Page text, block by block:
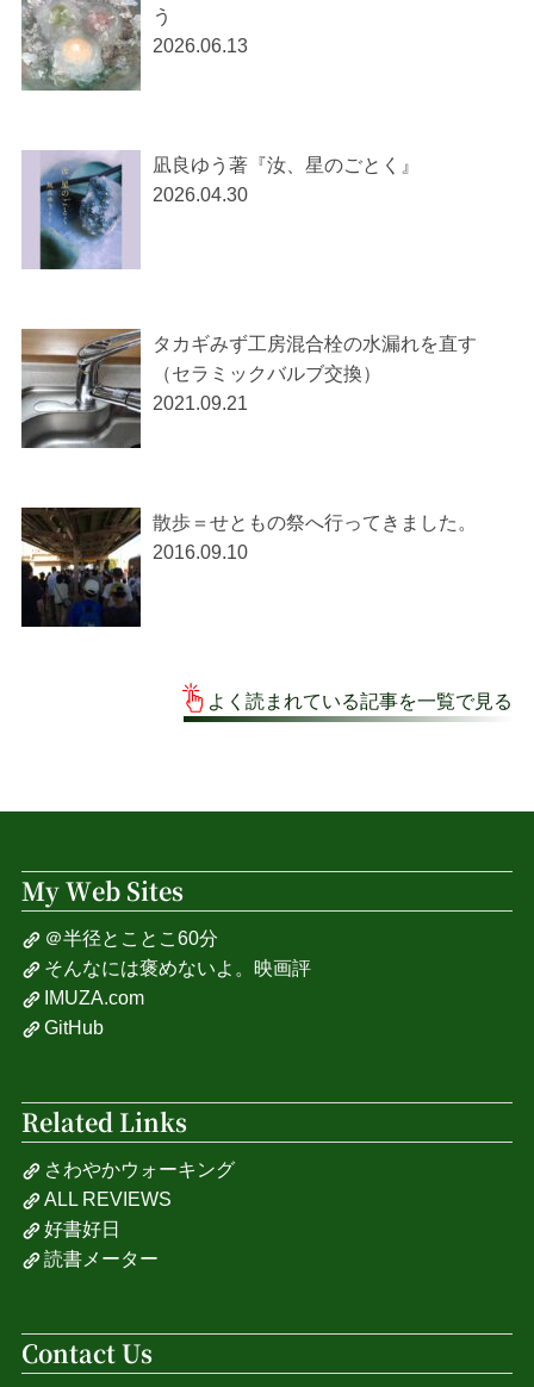
う
2026.06.13
凪良ゆう著『汝、星のごとく』
2026.04.30
タカギみず工房混合栓の水漏れを直す
（セラミックバルブ交換）
2021.09.21
散歩＝せともの祭へ行ってきました。
2016.09.10
よく読まれている記事を一覧で見る
My Web Sites
＠半径とことこ60分
そんなには褒めないよ。映画評
IMUZA.com
GitHub
Related Links
さわやかウォーキング
ALL REVIEWS
好書好日
読書メーター
Contact Us